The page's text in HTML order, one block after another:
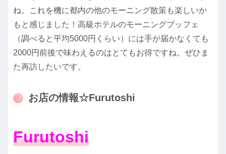
ね。これを機に都内の他のモーニング散策も楽しいか
もと感じました！高級ホテルのモーニングブッフェ
（調べると平均5000円くらい）には手が届かなくても
2000円前後で味わえるのはとてもお得ですね。ぜひま
た再訪したいです。
お店の情報☆Furutoshi
Furutoshi